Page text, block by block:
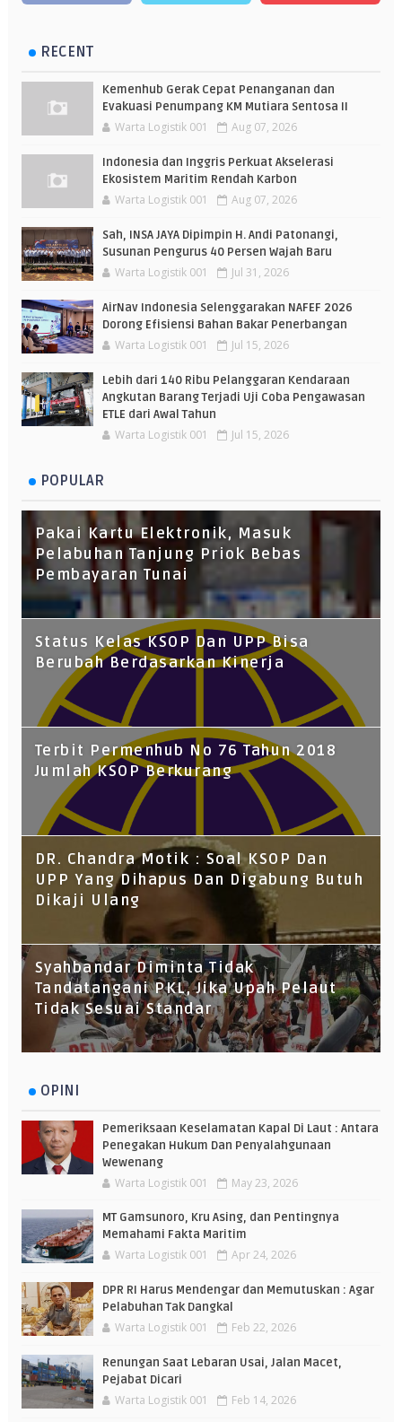
RECENT
Kemenhub Gerak Cepat Penanganan dan
Evakuasi Penumpang KM Mutiara Sentosa II
Warta Logistik 001 Aug 07, 2026
Indonesia dan Inggris Perkuat Akselerasi
Ekosistem Maritim Rendah Karbon
Warta Logistik 001 Aug 07, 2026
Sah, INSA JAYA Dipimpin H. Andi Patonangi,
Susunan Pengurus 40 Persen Wajah Baru
Warta Logistik 001 Jul 31, 2026
AirNav Indonesia Selenggarakan NAFEF 2026
Dorong Efisiensi Bahan Bakar Penerbangan
Warta Logistik 001 Jul 15, 2026
Lebih dari 140 Ribu Pelanggaran Kendaraan
Angkutan Barang Terjadi Uji Coba Pengawasan
ETLE dari Awal Tahun
Warta Logistik 001 Jul 15, 2026
POPULAR
Pakai Kartu Elektronik, Masuk
Pelabuhan Tanjung Priok Bebas
Pembayaran Tunai
Status Kelas KSOP Dan UPP Bisa
Berubah Berdasarkan Kinerja
Terbit Permenhub No 76 Tahun 2018
Jumlah KSOP Berkurang
DR. Chandra Motik : Soal KSOP Dan
UPP Yang Dihapus Dan Digabung Butuh
Dikaji Ulang
Syahbandar Diminta Tidak
Tandatangani PKL, Jika Upah Pelaut
Tidak Sesuai Standar
OPINI
Pemeriksaan Keselamatan Kapal Di Laut : Antara
Penegakan Hukum Dan Penyalahgunaan
Wewenang
Warta Logistik 001 May 23, 2026
MT Gamsunoro, Kru Asing, dan Pentingnya
Memahami Fakta Maritim
Warta Logistik 001 Apr 24, 2026
DPR RI Harus Mendengar dan Memutuskan : Agar
Pelabuhan Tak Dangkal
Warta Logistik 001 Feb 22, 2026
Renungan Saat Lebaran Usai, Jalan Macet,
Pejabat Dicari
Warta Logistik 001 Feb 14, 2026